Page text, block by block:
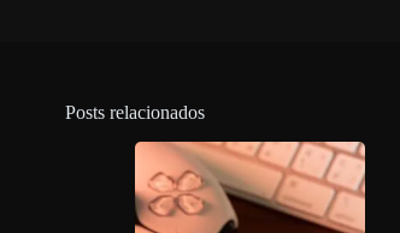
Posts relacionados